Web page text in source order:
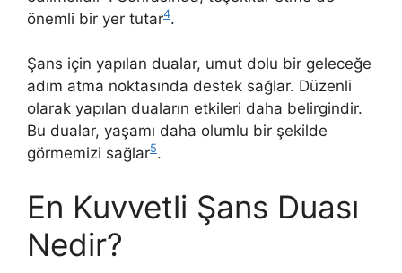
önemli bir yer tutar4.
Şans için yapılan dualar, umut dolu bir geleceğe
adım atma noktasında destek sağlar. Düzenli
olarak yapılan duaların etkileri daha belirgindir.
Bu dualar, yaşamı daha olumlu bir şekilde
görmemizi sağlar5.
En Kuvvetli Şans Duası
Nedir?